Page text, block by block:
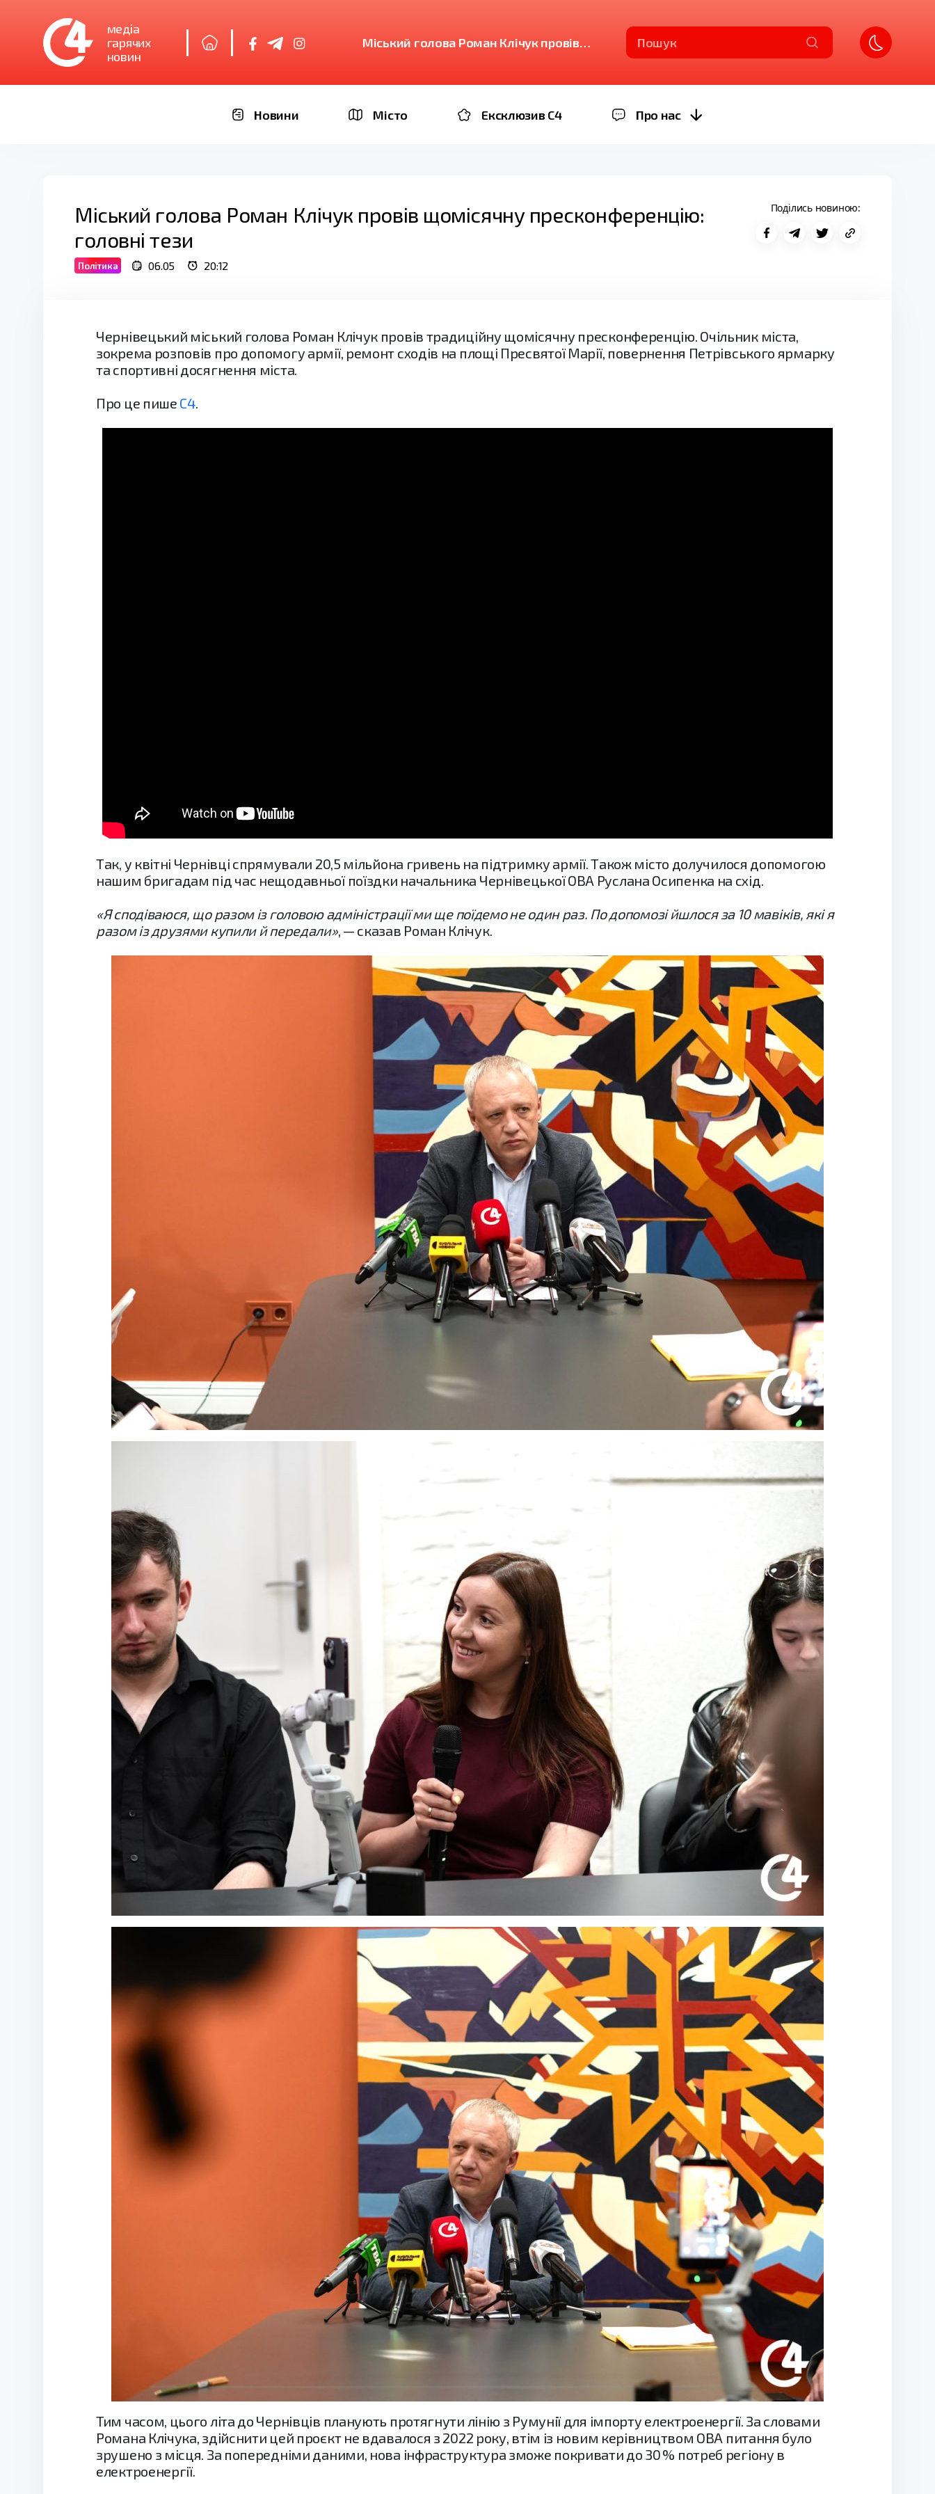
медіа
гарячих
новин
Міський голова Роман Клічук провів
Пошук
Новини Місто Ексклюзив C4 Про нас
Міський голова Роман Клічук провів щомісячну пресконференцію:
головні тези
Політика 06.05 20:12
Поділись новиною:
Чернівецький міський голова Роман Клічук провів традиційну щомісячну пресконференцію. Очільник міста,
зокрема розповів про допомогу армії, ремонт сходів на площі Пресвятої Марії, повернення Петрівського ярмарку
та спортивні досягнення міста.
Про це пише С4.
Так, у квітні Чернівці спрямували 20,5 мільйона гривень на підтримку армії. Також місто долучилося допомогою
нашим бригадам під час нещодавньої поїздки начальника Чернівецької ОВА Руслана Осипенка на схід.
«Я сподіваюся, що разом із головою адміністрації ми ще поїдемо не один раз. По допомозі йшлося за 10 мавіків, які я
разом із друзями купили й передали», — сказав Роман Клічук.
Тим часом, цього літа до Чернівців планують протягнути лінію з Румунії для імпорту електроенергії. За словами
Романа Клічука, здійснити цей проєкт не вдавалося з 2022 року, втім із новим керівництвом ОВА питання було
зрушено з місця. За попередніми даними, нова інфраструктура зможе покривати до 30 % потреб регіону в
електроенергії.